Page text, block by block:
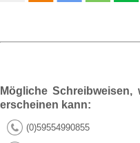
Mögliche
erscheinen kann:
(0)59554990855